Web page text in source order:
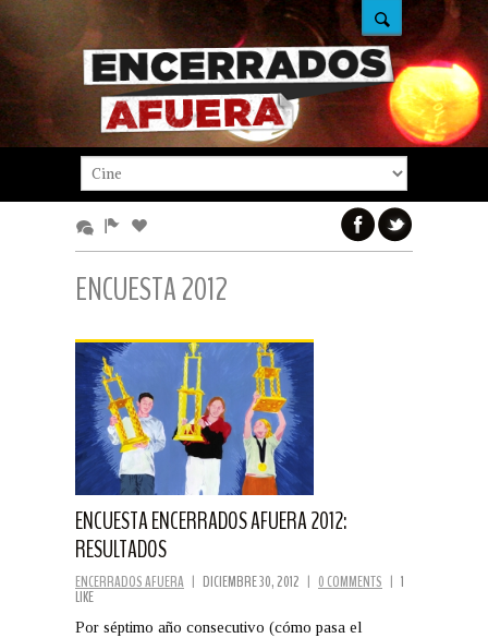
ENCUESTA 2012
ENCUESTA ENCERRADOS AFUERA 2012:
RESULTADOS
ENCERRADOS AFUERA | DICIEMBRE 30, 2012 | 0 COMMENTS | 1
LIKE
Por séptimo año consecutivo (cómo pasa el